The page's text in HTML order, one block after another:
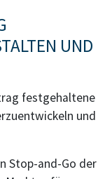
UND
festgehaltene
und
Stop-and-Go der